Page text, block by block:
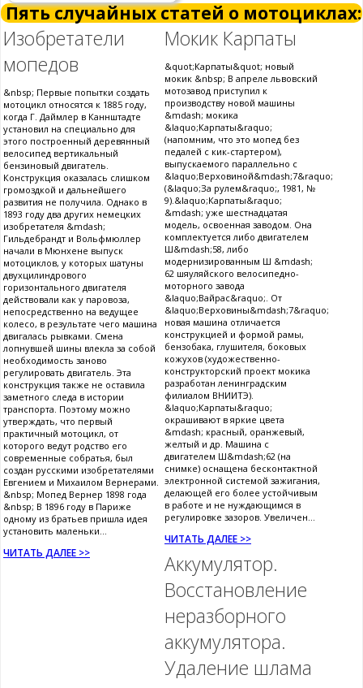
Пять случайных статей о мотоциклах:
Изобретатели
мопедов
&nbsp; Первые попытки создать
мотоцикл относятся к 1885 году,
когда Г. Даймлер в Каннштадте
установил на специально для
этого построенный деревянный
велосипед вертикальный
бензиновый двигатель.
Конструкция оказалась слишком
громоздкой и дальнейшего
развития не получила. Однако в
1893 году два других немецких
изобретателя &mdash;
Гильдебрандт и Вольфмюллер
начали в Мюнхене выпуск
мотоциклов, у которых шатуны
двухцилиндрового
горизонтального двигателя
действовали как у паровоза,
непосредственно на ведущее
колесо, в результате чего машина
двигалась рывками. Смена
лопнувшей шины влекла за собой
необходимость заново
регулировать двигатель. Эта
конструкция также не оставила
заметного следа в истории
транспорта. Поэтому можно
утверждать, что первый
практичный мотоцикл, от
которого ведут родство его
современные собратья, был
создан русскими изобретателями
Евгением и Михаилом Вернерами.
&nbsp; Мопед Вернер 1898 года
&nbsp; В 1896 году в Париже
одному из братьев пришла идея
установить маленьки...
ЧИТАТЬ ДАЛЕЕ >>
Мокик Карпаты
&quot;Карпаты&quot; новый
мокик &nbsp; В апреле львовский
мотозавод приступил к
производству новой машины
&mdash; мокика
&laquo;Карпаты&raquo;
(напомним, что это мопед без
педалей с кик-стартером),
выпускаемого параллельно с
&laquo;Верховиной&mdash;7&raquo;
(&laquo;За рулем&raquo;, 1981, №
9).&laquo;Карпаты&raquo;
&mdash; уже шестнадцатая
модель, освоенная заводом. Она
комплектуется либо двигателем
Ш&mdash;58, либо
модернизированным Ш &mdash;
62 шяуляйского велосипедно-
моторного завода
&laquo;Вайрас&raquo;. От
&laquo;Верховины&mdash;7&raquo;
новая машина отличается
конструкцией и формой рамы,
бензобака, глушителя, боковых
кожухов (художественно-
конструкторский проект мокика
разработан ленинградским
филиалом ВНИИТЭ).
&laquo;Карпаты&raquo;
окрашивают в яркие цвета
&mdash; красный, оранжевый,
желтый и др. Машина с
двигателем Ш&mdash;62 (на
снимке) оснащена бесконтактной
электронной системой зажигания,
делающей его более устойчивым
в работе и не нуждающимся в
регулировке зазоров. Увеличен...
ЧИТАТЬ ДАЛЕЕ >>
Аккумулятор.
Восстановление
неразборного
аккумулятора.
Удаление шлама